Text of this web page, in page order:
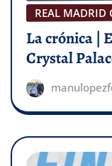
REAL MADRID
La crónica |
Crystal